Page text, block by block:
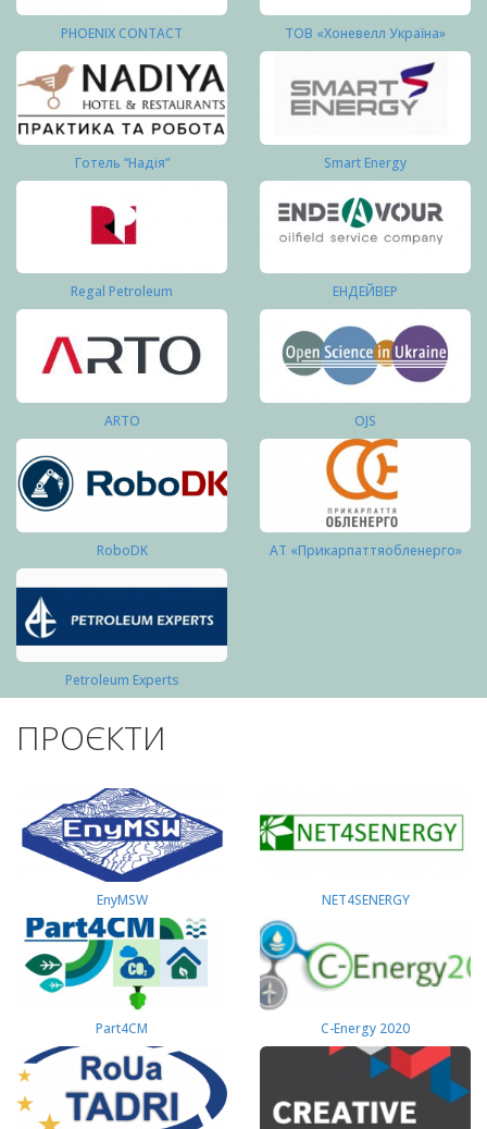
PHOENIX CONTACT ТОВ «Хоневелл Україна»
Готель “Надія” Smart Energy
Regal Petroleum ЕНДЕЙВЕР
ARTO OJS
RoboDK АТ «Прикарпаттяобленерго»
Petroleum Experts
ПРОЄКТИ
EnyMSW NET4SENERGY
Part4СМ C-Energy 2020